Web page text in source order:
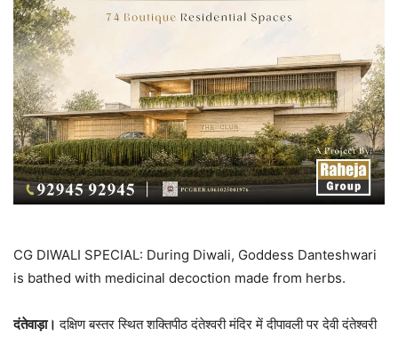
CG DIWALI SPECIAL: During Diwali, Goddess Danteshwari
is bathed with medicinal decoction made from herbs.
दंतेवाड़ा। दक्षिण बस्तर स्थित शक्तिपीठ दंतेश्वरी मंदिर में दीपावली पर देवी दंतेश्वरी